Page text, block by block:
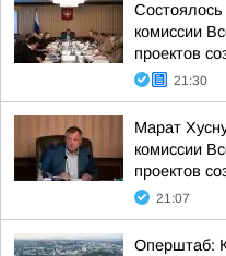
комиссии
проектов
21:30
Марат
комиссии
проектов
21:07
Оперштаб: